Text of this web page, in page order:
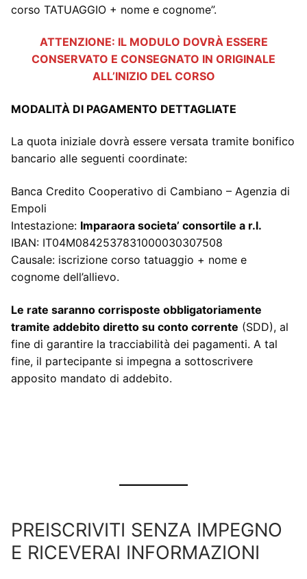
corso TATUAGGIO + nome e cognome”.
ATTENZIONE: IL MODULO DOVRÀ ESSERE
CONSERVATO E CONSEGNATO IN ORIGINALE
ALL’INIZIO DEL CORSO
MODALITÀ DI PAGAMENTO DETTAGLIATE
La quota iniziale dovrà essere versata tramite bonifico
bancario alle seguenti coordinate:
Banca Credito Cooperativo di Cambiano – Agenzia di
Empoli
Intestazione: Imparaora societa’ consortile a r.l.
IBAN: IT04M0842537831000030307508
Causale: iscrizione corso tatuaggio + nome e
cognome dell’allievo.
Le rate saranno corrisposte obbligatoriamente
tramite addebito diretto su conto corrente (SDD), al
fine di garantire la tracciabilità dei pagamenti. A tal
fine, il partecipante si impegna a sottoscrivere
apposito mandato di addebito.
PREISCRIVITI SENZA IMPEGNO
E RICEVERAI INFORMAZIONI